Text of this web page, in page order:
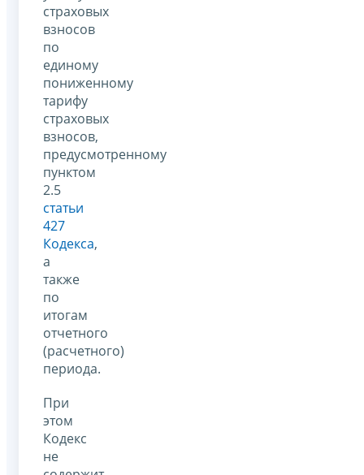
страховых
взносов
по
единому
пониженному
тарифу
страховых
взносов,
предусмотренному
пунктом
2.5
статьи
427
Кодекса,
а
также
по
итогам
отчетного
(расчетного)
периода.
При
этом
Кодекс
не